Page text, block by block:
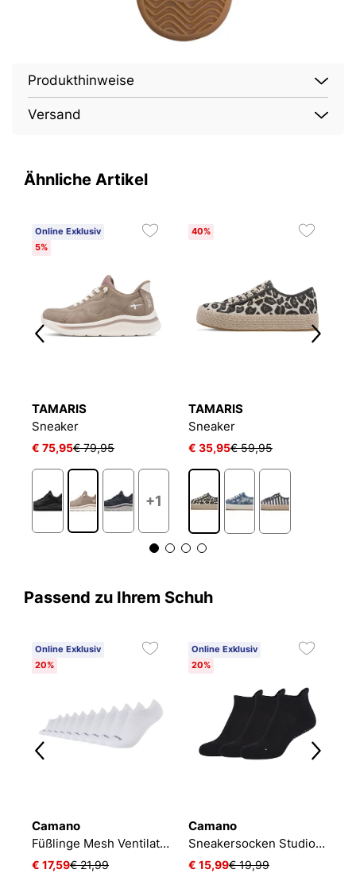
Produkthinweise
Versand
Ähnliche Artikel
Online Exklusiv
5%
TAMARIS
Sneaker
€ 75,95€ 79,95
+1
40%
TAMARIS
Sneaker
€ 35,95€ 59,95
Passend zu Ihrem Schuh
Online Exklusiv
20%
Camano
Füßlinge Mesh Ventilation
€ 17,59€ 21,99
Online Exklusiv
20%
Camano
Sneakersocken Studio-Line Pilates und Yoga
€ 15,99€ 19,99